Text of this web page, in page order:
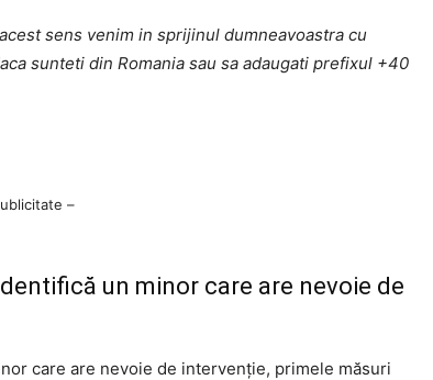
sens venim in sprijinul dumneavoastra cu
sunteti din Romania sau sa adaugati prefixul +40
–
un minor care are nevoie de
care are nevoie de intervenție, primele măsuri